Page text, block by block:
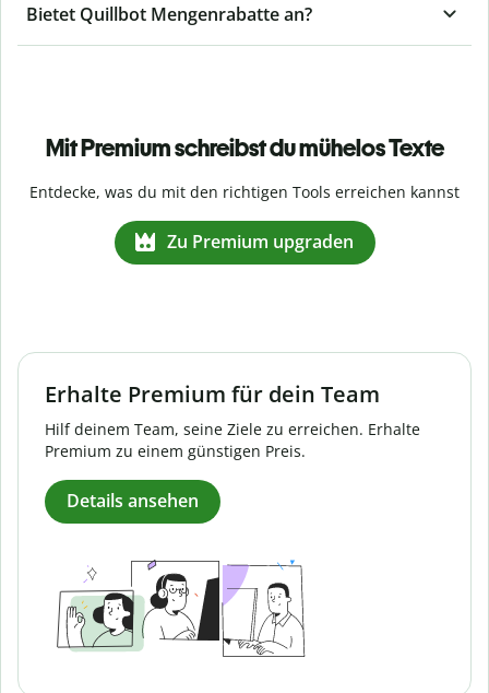
Bietet Quillbot Mengenrabatte an?
Mit Premium schreibst du mühelos Texte
Entdecke, was du mit den richtigen Tools erreichen kannst
Zu Premium upgraden
Erhalte Premium für dein Team
Hilf deinem Team, seine Ziele zu erreichen. Erhalte
Premium zu einem günstigen Preis.
Details ansehen